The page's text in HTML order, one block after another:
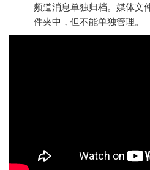
频道消息单独归档。媒体文
件夹中，但不能单独管理。